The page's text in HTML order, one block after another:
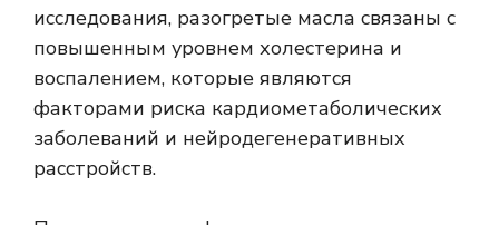
исследования, разогретые масла связаны с
повышенным уровнем холестерина и
воспалением, которые являются
факторами риска кардиометаболических
заболеваний и нейродегенеративных
расстройств.